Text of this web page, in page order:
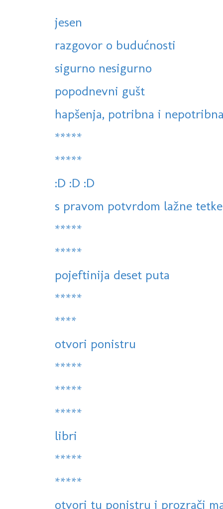
jesen
razgovor o budućnosti
sigurno nesigurno
popodnevni gušt
hapšenja, potribna i
*****
*****
:D :D :D
s pravom potvrdom lažne
*****
*****
pojeftinija deset puta
*****
****
otvori ponistru
*****
*****
*****
libri
*****
*****
otvori tu ponistru i prozrači